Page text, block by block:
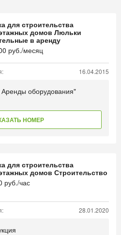
для строительства
домов Люльки
в аренду
руб./месяц
16.04.2015
оборудования"
НОМЕР
для строительства
домов Строительство
руб./час
28.01.2020